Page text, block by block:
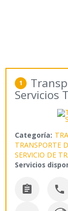
1
Servicios
Categoría:
TRANSPORTE
SERVICIO DE
Servicios
 